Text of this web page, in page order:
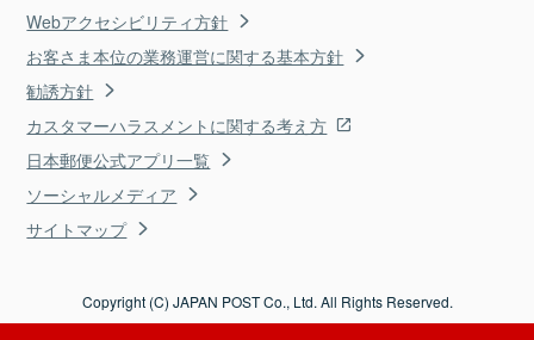
Webアクセシビリティ方針
お客さま本位の業務運営に関する基本方針
勧誘方針
カスタマーハラスメントに関する考え方
日本郵便公式アプリ一覧
ソーシャルメディア
サイトマップ
Copyright (C) JAPAN POST Co., Ltd. All Rights Reserved.